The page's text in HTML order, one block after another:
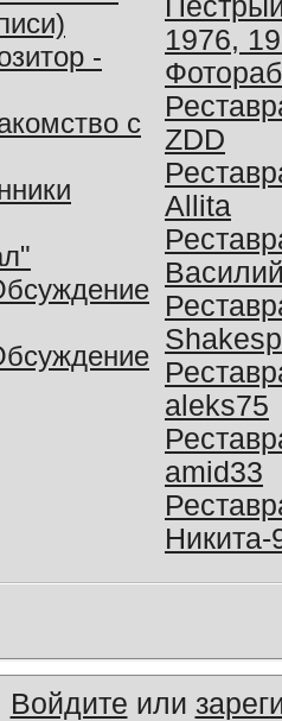
-
с
1976,
ZDD
Allita
aleks75
amid33
Никита-
Войдите или